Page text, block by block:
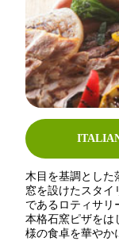
木目を基調とした
窓を設けたスタイ
であるロティサリ
本格石窯ピザをは
様の食卓を華やか